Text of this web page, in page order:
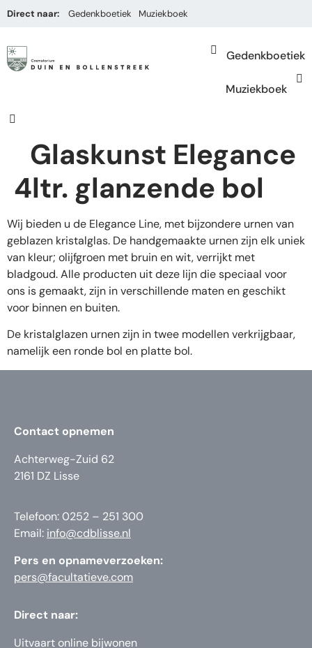
Direct naar: Gedenkboetiek Muziekboek
Gedenkboetiek
Muziekboek
Glaskunst Elegance
4ltr. glanzende bol
Wij bieden u de Elegance Line, met bijzondere urnen van
geblazen kristalglas. De handgemaakte urnen zijn elk uniek
van kleur; olijfgroen met bruin en wit, verrijkt met
bladgoud. Alle producten uit deze lijn die speciaal voor
ons is gemaakt, zijn in verschillende maten en geschikt
voor binnen en buiten.
De kristalglazen urnen zijn in twee modellen verkrijgbaar,
namelijk een ronde bol en platte bol.
Contact opnemen
Achterweg-Zuid 62
2161 DZ Lisse
Telefoon: 0252 – 251 300
Email: info@cdblisse.nl
Pers en opnameverzoeken:
pers@facultatieve.com
Direct naar:
Uitvaart online bijwonen